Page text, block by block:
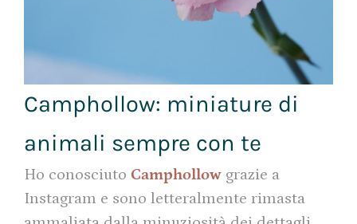
Camphollow: miniature di
animali sempre con te
Ho conosciuto Camphollow grazie a
Instagram e sono letteralmente rimasta